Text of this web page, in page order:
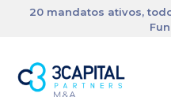
20 mandatos ativos,